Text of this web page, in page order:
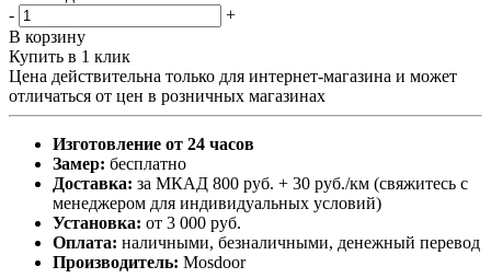
-
+
В корзину
Купить в 1 клик
Цена действительна только для интернет-магазина и может
отличаться от цен в розничных магазинах
Изготовление от 24 часов
Замер: бесплатно
Доставка: за МКАД 800 руб. + 30 руб./км (свяжитесь с
менеджером для индивидуальных условий)
Установка: от 3 000 руб.
Оплата: наличными, безналичными, денежный перевод
Производитель: Mosdoor